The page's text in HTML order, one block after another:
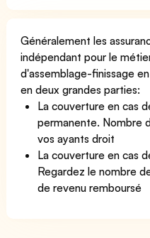
Généralement les
indépendant pour le
d'assemblage-finissage
en deux grandes parties:
La couverture en cas
permanente. Nombre
vos ayants droit
La couverture en cas
Regardez le nombre
de revenu remboursé